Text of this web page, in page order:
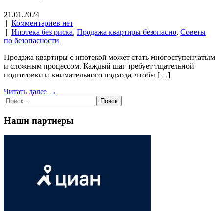
21.01.2024
| Комментариев нет
| Ипотека без риска, Продажа квартиры безопасно, Советы
по безопасности
Продажа квартиры с ипотекой может стать многоступенчатым
и сложным процессом. Каждый шаг требует тщательной
подготовки и внимательного подхода, чтобы […]
Читать далее →
Наши партнеры